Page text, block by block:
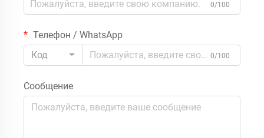
0/100
Телефон / WhatsApp
Код
0/100
Сообщение